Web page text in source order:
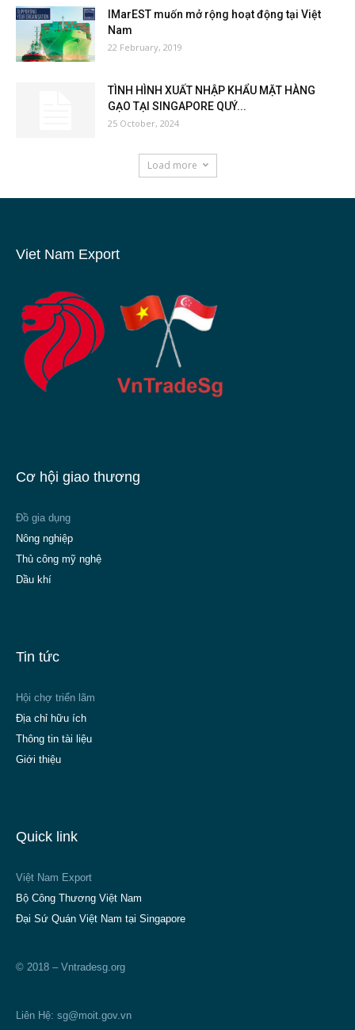
IMarEST muốn mở rộng hoạt động tại Việt
Nam
22 February, 2019
TÌNH HÌNH XUẤT NHẬP KHẨU MẶT HÀNG
GẠO TẠI SINGAPORE QUÝ...
25 October, 2024
Load more
Viet Nam Export
Cơ hội giao thương
Đồ gia dụng
Nông nghiệp
Thủ công mỹ nghệ
Dầu khí
Tin tức
Hội chợ triển lãm
Địa chỉ hữu ích
Thông tin tài liệu
Giới thiệu
Quick link
Việt Nam Export
Bộ Công Thương Việt Nam
Đại Sứ Quán Việt Nam tại Singapore
© 2018 – Vntradesg.org
Liên Hệ: sg@moit.gov.vn